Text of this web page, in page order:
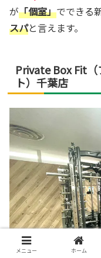
が「個室」でできる
スパと言えます。
Private Box Fit（
ト）千葉店
メニュー ホーム